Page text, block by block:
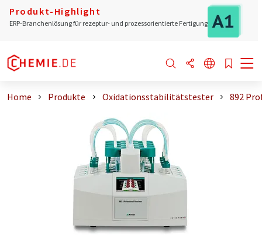
Produkt-Highlight
ERP-Branchenlösung für rezeptur- und prozessorientierte Fertigung
Home Produkte Oxidationsstabilitätstester 892